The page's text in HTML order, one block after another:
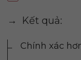
→ Kết quả:
Chính xác